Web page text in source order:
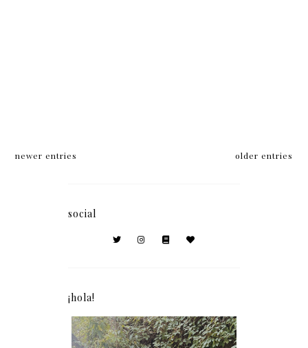
newer entries older entries
social
¡hola!